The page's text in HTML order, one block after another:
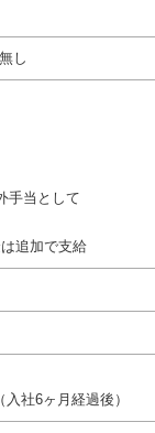
し
手当として
追加で支給
社6ヶ月経過後）